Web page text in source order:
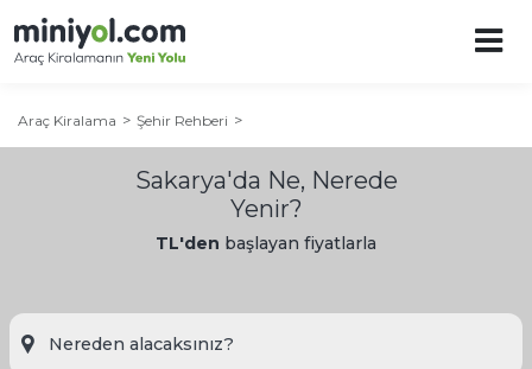
Araç Kiralama Şehir Rehberi
Sakarya'da Ne, Nerede
Yenir?
TL'den başlayan fiyatlarla